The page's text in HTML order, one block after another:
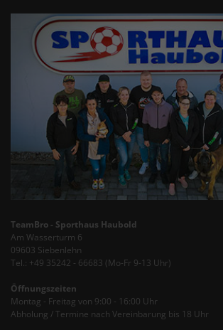
TeamBro - Sporthaus Haubold
Am Wasserturm 6
09603 Siebenlehn
Tel.: +49 35242 - 66683 (Mo-Fr 9-13 Uhr)
Öffnungszeiten
Montag - Freitag von 9:00 - 16:00 Uhr
Abholung / Termine nach Vereinbarung bis 18 Uhr